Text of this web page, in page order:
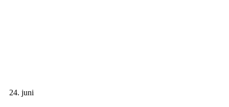
24. juni